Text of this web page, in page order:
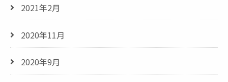
2021年2月
2020年11月
2020年9月